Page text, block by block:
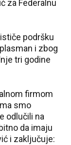
za Federalnu
podršku
i zbog
tri godine
firmom
smo
odlučili na
da imaju
i zaključuje: